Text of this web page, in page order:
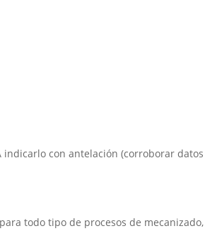
indicarlo con antelación (corroborar datos
todo tipo de procesos de mecanizado,